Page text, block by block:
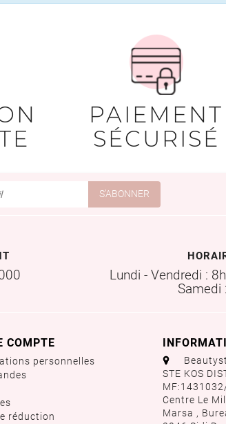
PAIEMENT
SÉCURISÉ
Lundi - Vendredi :
Samedi
COMPTE
personnelles
réduction
aaa
STE KOS
Centre Le
Marsa ,